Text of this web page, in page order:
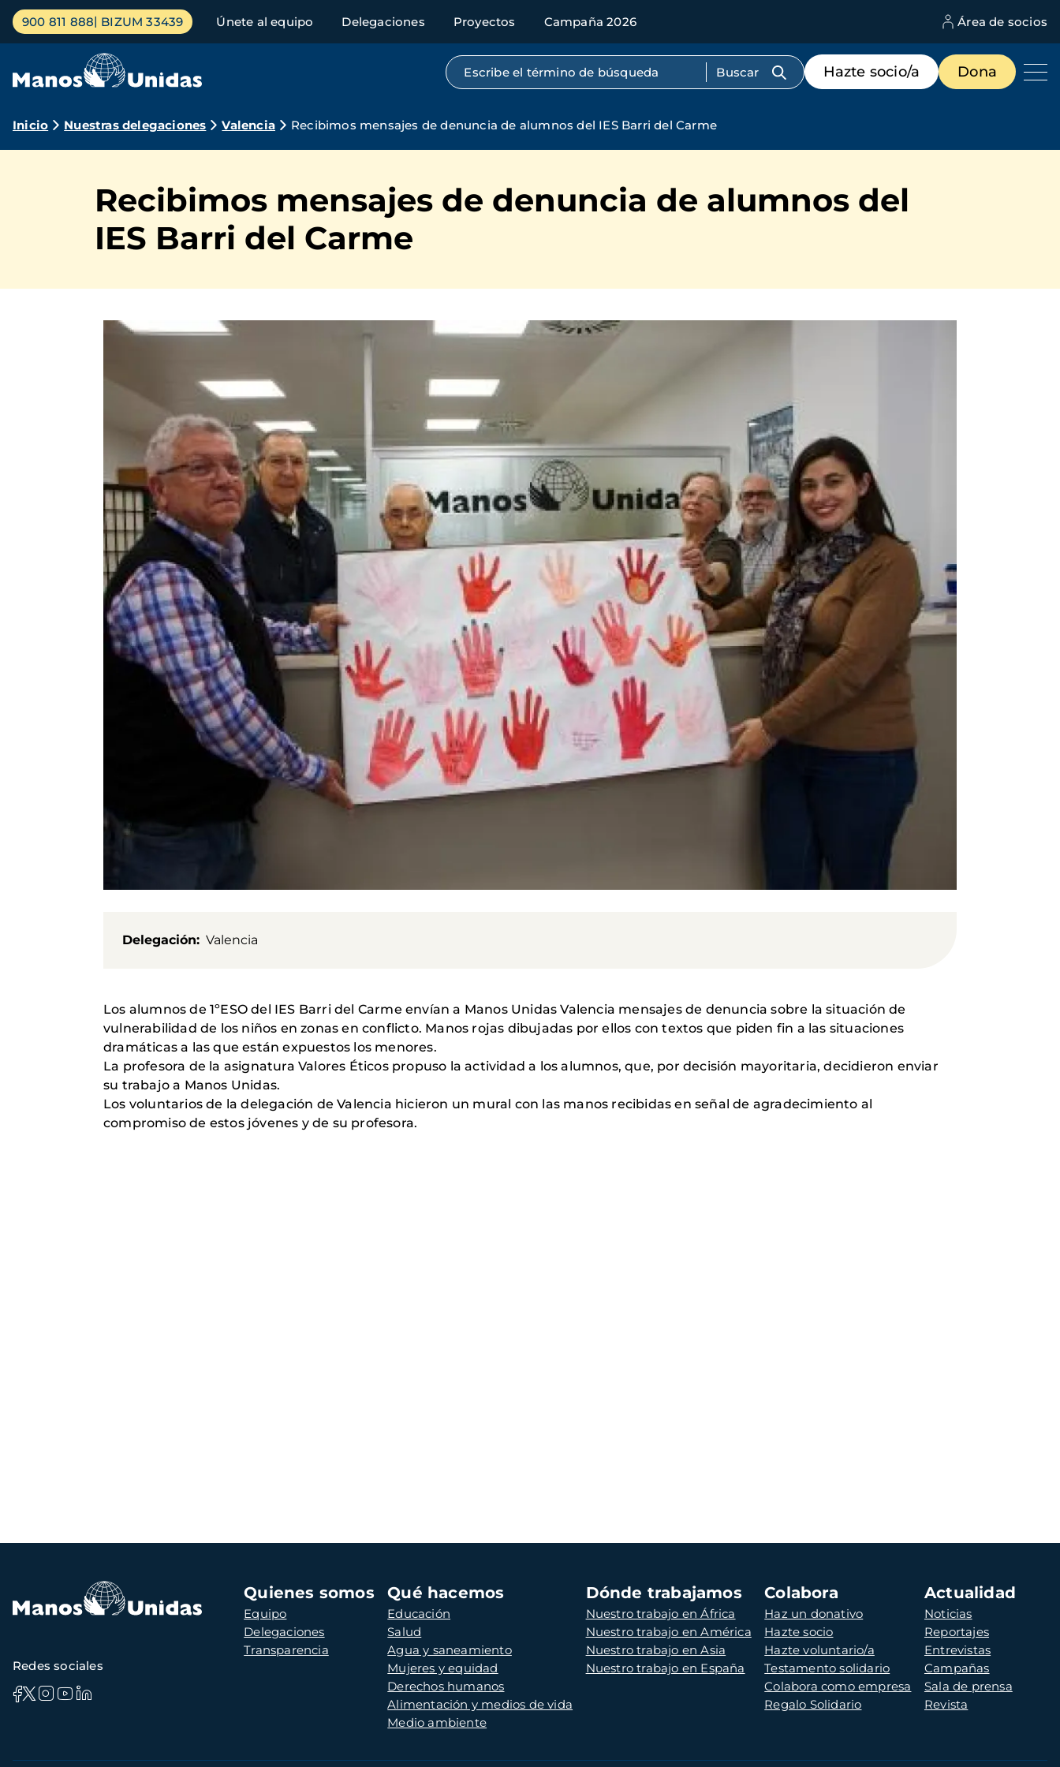
Pasar
contenido
Menú
principal
900 811 888 BIZUM 33439 Únete al equipo Delegaciones Proyectos Campaña 2026 Área de socios
Búsqueda por texto completo
Menú
de
destacados
Hazte socio/a Dona
Ruta
navegación
Inicio Nuestras delegaciones Valencia Recibimos mensajes de denuncia de alumnos del IES Barri del Carme
Recibimos mensajes de denuncia de alumnos del
IES Barri del Carme
Delegación Valencia
Los alumnos de 1ºESO del IES Barri del Carme envían a Manos Unidas Valencia mensajes de denuncia sobre la situación de
vulnerabilidad de los niños en zonas en conflicto. Manos rojas dibujadas por ellos con textos que piden fin a las situaciones
dramáticas a las que están expuestos los menores.
La profesora de la asignatura Valores Éticos propuso la actividad a los alumnos, que, por decisión mayoritaria, decidieron enviar
su trabajo a Manos Unidas.
Los voluntarios de la delegación de Valencia hicieron un mural con las manos recibidas en señal de agradecimiento al
compromiso de estos jóvenes y de su profesora.
Navegación
principal
Quienes somos
Equipo
Delegaciones
Transparencia
Qué hacemos
Educación
Salud
Agua y saneamiento
Mujeres y equidad
Derechos humanos
Alimentación y medios de vida
Medio ambiente
Dónde trabajamos
Nuestro trabajo en África
Nuestro trabajo en América
Nuestro trabajo en Asia
Nuestro trabajo en España
Colabora
Haz un donativo
Hazte socio
Hazte voluntario/a
Testamento solidario
Colabora como empresa
Regalo Solidario
Actualidad
Noticias
Reportajes
Entrevistas
Campañas
Sala de prensa
Revista
Redes sociales